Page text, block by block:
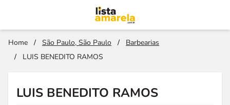
Home / São Paulo, São Paulo /
Barbearias
/
LUIS BENEDITO RAMOS
LUIS BENEDITO RAMOS